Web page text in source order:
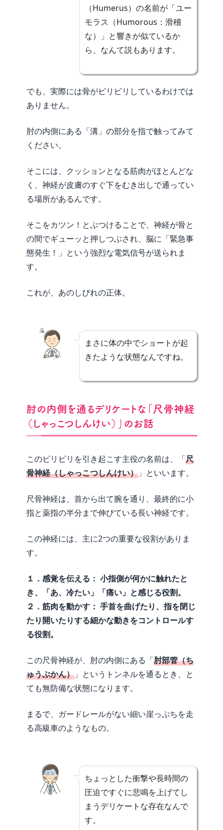
（Humerus）の名前が「ユー
モラス（Humorous：滑稽
な）」と響きが似ているか
ら、なんて説もあります。
でも、実際には骨がビリビリしているわけでは
ありません。
肘の内側にある「溝」の部分を指で触ってみて
ください。
そこには、クッションとなる筋肉がほとんどな
く、神経が皮膚のすぐ下をむき出しで通ってい
る場所があるんです。
そこをカツン！とぶつけることで、神経が骨と
の間でギューッと押しつぶされ、脳に「緊急事
態発生！」という強烈な電気信号が送られま
す。
これが、あのしびれの正体。
まさに体の中でショートが起
きたような状態なんですね。
肘の内側を通るデリケートな「尺骨神経
（しゃっこつしんけい）」のお話
このビリビリを引き起こす主役の名前は、「尺
骨神経（しゃっこつしんけい）」といいます。
尺骨神経は、首から出て腕を通り、最終的に小
指と薬指の半分まで伸びている長い神経です。
この神経には、主に2つの重要な役割がありま
す。
１．感覚を伝える： 小指側が何かに触れたと
き、「あ、冷たい」「痛い」と感じる役割。
２．筋肉を動かす： 手首を曲げたり、指を閉じ
たり開いたりする細かな動きをコントロールす
る役割。
この尺骨神経が、肘の内側にある「肘部管（ち
ゅうぶかん）」というトンネルを通るとき、と
ても無防備な状態になります。
まるで、ガードレールがない細い崖っぷちを走
る高級車のようなもの。
ちょっとした衝撃や長時間の
圧迫ですぐに悲鳴を上げてし
まうデリケートな存在なんで
す。